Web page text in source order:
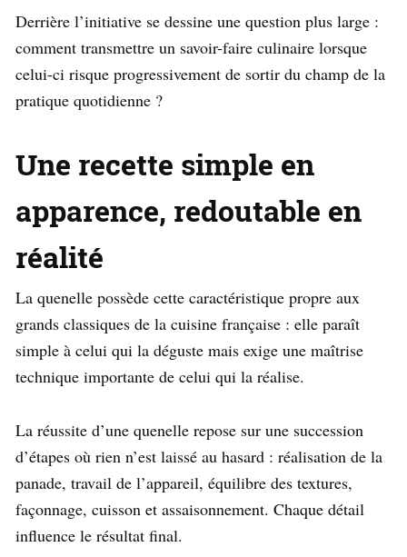
Derrière l’initiative se dessine une question plus large :
comment transmettre un savoir-faire culinaire lorsque
celui-ci risque progressivement de sortir du champ de la
pratique quotidienne ?
Une recette simple en
apparence, redoutable en
réalité
La quenelle possède cette caractéristique propre aux
grands classiques de la cuisine française : elle paraît
simple à celui qui la déguste mais exige une maîtrise
technique importante de celui qui la réalise.
La réussite d’une quenelle repose sur une succession
d’étapes où rien n’est laissé au hasard : réalisation de la
panade, travail de l’appareil, équilibre des textures,
façonnage, cuisson et assaisonnement. Chaque détail
influence le résultat final.